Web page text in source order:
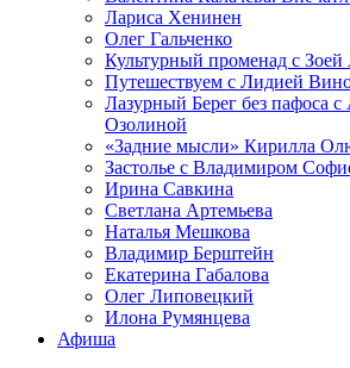
Лариса Хенинен
Олег Гальченко
Культурный променад с Зоей
Путешествуем с Лидией
Лазурный Берег без пафоса с
Озолиной
«Задние мысли» Кирилла
Застолье с Владимиром
Ирина Савкина
Светлана Артемьева
Наталья Мешкова
Владимир Берштейн
Екатерина Габалова
Олег Липовецкий
Илона Румянцева
Афиша